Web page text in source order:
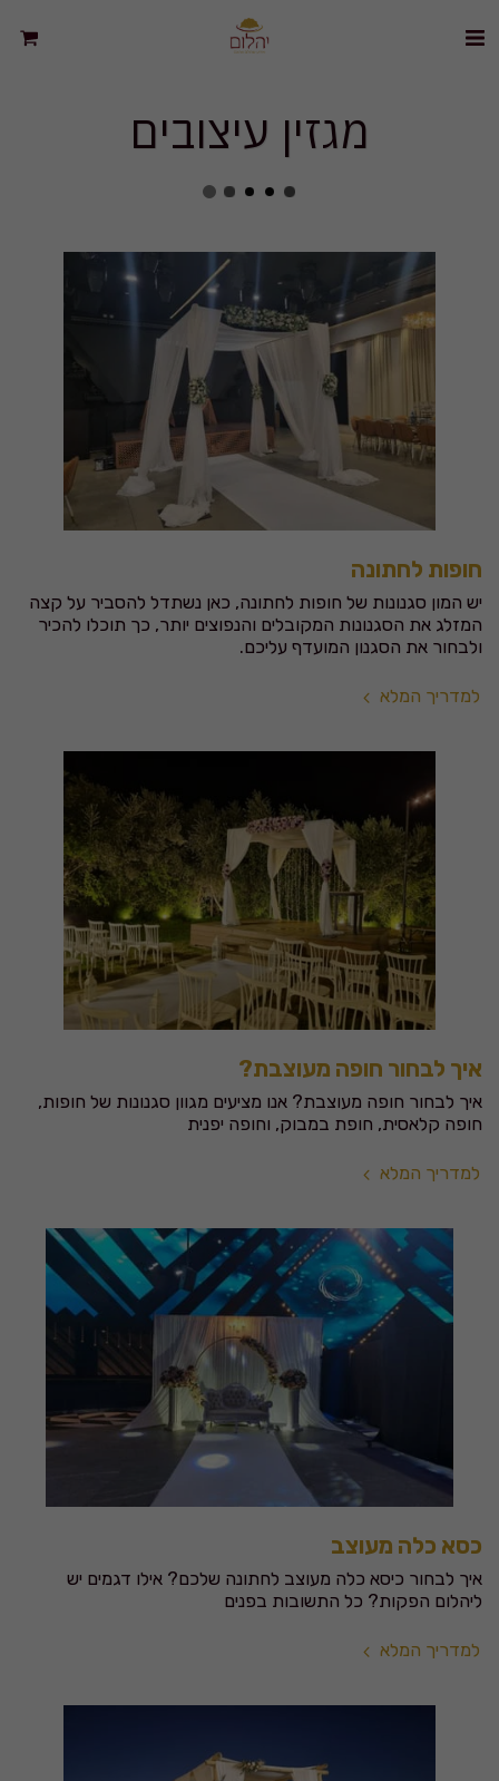
מגזין עיצובים
חופות לחתונה
יש המון סגנונות של חופות לחתונה, כאן נשתדל להסביר על קצה
המזלג את הסגנונות המקובלים והנפוצים יותר, כך תוכלו להכיר
ולבחור את הסגנון המועדף עליכם.
למדריך המלא
איך לבחור חופה מעוצבת?
איך לבחור חופה מעוצבת? אנו מציעים מגוון סגנונות של חופות,
חופה קלאסית, חופת במבוק, וחופה יפנית
למדריך המלא
כסא כלה מעוצב
איך לבחור כיסא כלה מעוצב לחתונה שלכם? אילו דגמים יש
ליהלום הפקות? כל התשובות בפנים
למדריך המלא